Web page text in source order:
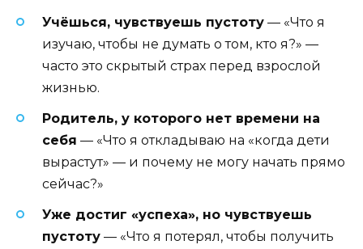
Учёшься, чувствуешь пустоту — «Что я
изучаю, чтобы не думать о том, кто я?» —
часто это скрытый страх перед взрослой
жизнью.
Родитель, у которого нет времени на
себя — «Что я откладываю на «когда дети
вырастут» — и почему не могу начать прямо
сейчас?»
Уже достиг «успеха», но чувствуешь
пустоту — «Что я потерял, чтобы получить